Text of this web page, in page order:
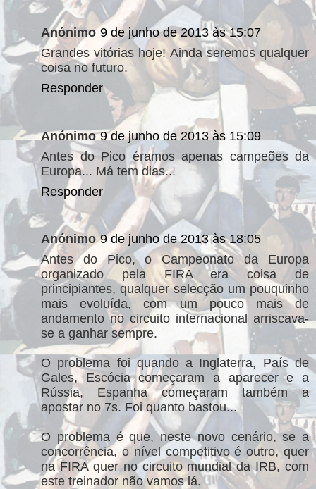
Anónimo 9 de junho de 2013 às 15:07
Grandes vitórias hoje! Ainda seremos qualquer
coisa no futuro.
Responder
Anónimo 9 de junho de 2013 às 15:09
Antes do Pico éramos apenas campeões da
Europa... Má tem dias...
Responder
Anónimo 9 de junho de 2013 às 18:05
Antes do Pico, o Campeonato da Europa
organizado pela FIRA era coisa de
principiantes, qualquer selecção um pouquinho
mais evoluída, com um pouco mais de
andamento no circuito internacional arriscava-
se a ganhar sempre.
O problema foi quando a Inglaterra, País de
Gales, Escócia começaram a aparecer e a
Rússia, Espanha começaram também a
apostar no 7s. Foi quanto bastou...
O problema é que, neste novo cenário, se a
concorrência, o nível competitivo é outro, quer
na FIRA quer no circuito mundial da IRB, com
este treinador não vamos lá.